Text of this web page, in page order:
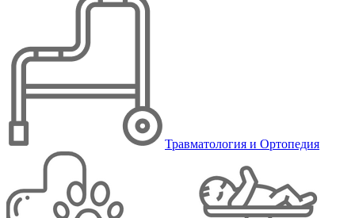
Травматология и Ортопедия